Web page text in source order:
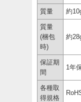
質量 約
質量
(梱包
時)
約
保証期
間
1年
各種取
得規格